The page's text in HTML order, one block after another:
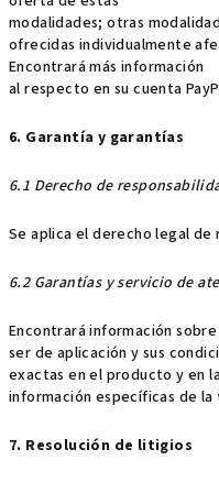
modalidades; otras
ofrecidas individualmente
Encontrará más información
al respecto en su cuenta
6. Garantía y garantías
6.1 Derecho de
Se aplica el derecho legal
6.2 Garantías y servicio de
Encontrará información
ser de aplicación y sus
exactas en el producto y en
información específicas de la
7. Resolución de litigios